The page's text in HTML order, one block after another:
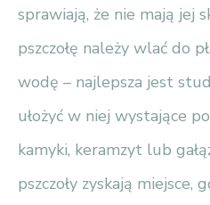
sprawiają, że nie mają jej
pszczołę należy wlać do
wodę – najlepsza jest
ułożyć w niej wystające
kamyki, keramzyt lub
pszczoły zyskają miejsce,